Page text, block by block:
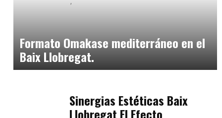
Formato Omakase mediterráneo en el
Baix Llobregat.
Sinergias Estéticas Baix
Llobregat El Efecto